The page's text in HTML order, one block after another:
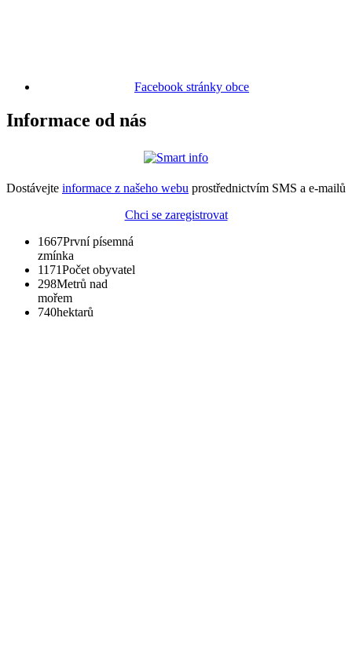
Facebook stránky obce
Informace od nás
Dostávejte informace z našeho webu prostřednictvím SMS a e-mailů
Chci se zaregistrovat
1667První písemná
zmínka
1171Počet obyvatel
298Metrů nad
mořem
740hektarů